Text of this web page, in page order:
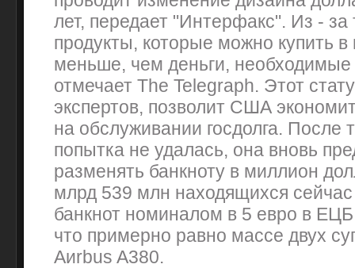
лет, передает "Интерфакс". Из - за
продукты, которые можно купить в
меньше, чем деньги, необходимые
отмечает The Telegraph. Этот
экспертов, позволит США
на обслуживании госдолга. После
попытка не удалась, она вновь
разменять банкноту в миллион
млрд 539 млн находящихся
банкнот номиналом в 5 евро в
что примерно равно массе двух
Aиrbus A380.